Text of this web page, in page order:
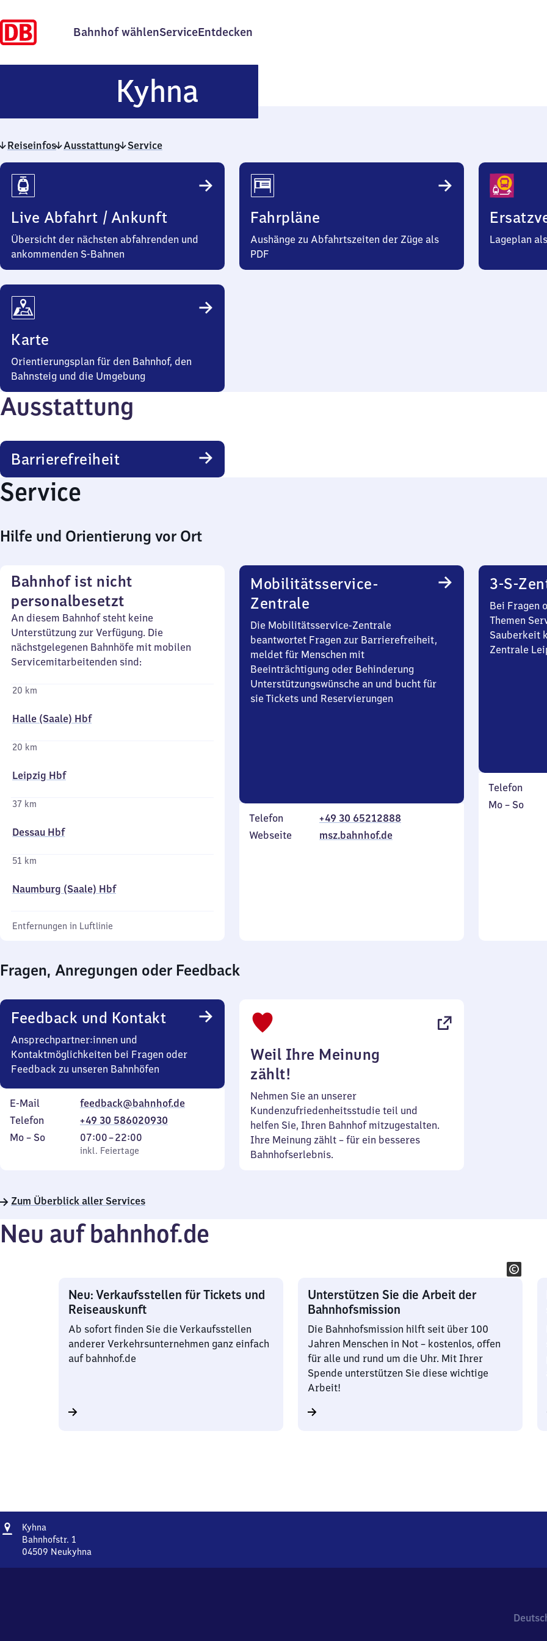
Bahnhof wählenServiceEntdecken
Kyhna
Reiseinfos Ausstattung Service
Reiseinfos
Live Abfahrt / Ankunft
Übersicht der nächsten abfahrenden und
ankommenden S-Bahnen
Fahrpläne
Aushänge zu Abfahrtszeiten der Züge als
PDF
Lageplan
Karte
Orientierungsplan für den Bahnhof, den
Bahnsteig und die Umgebung
Ausstattung
Barrierefreiheit
Service
Hilfe und Orientierung vor Ort
Bahnhof ist nicht
personalbesetzt
An diesem Bahnhof steht keine
Unterstützung zur Verfügung. Die
nächstgelegenen Bahnhöfe mit mobilen
Servicemitarbeitenden sind:
20 km
Halle (Saale) Hbf
20 km
Leipzig Hbf
37 km
Dessau Hbf
51 km
Naumburg (Saale) Hbf
Entfernungen in Luftlinie
Mobilitätsservice-
Zentrale
Die Mobilitätsservice-Zentrale
beantwortet Fragen zur Barrierefreiheit,
meldet für Menschen mit
Beeinträchtigung oder Behinderung
Unterstützungswünsche an und bucht für
sie Tickets und Reservierungen
Telefon
+49 30 65212888
Webseite
msz.bahnhof.de
3-S-
Bei Fragen
Themen
Sauberkeit
Zentrale
Telefon
Montag
Mo – So,
Fragen, Anregungen oder Feedback
Feedback und Kontakt
Ansprechpartner:innen und
Kontaktmöglichkeiten bei Fragen oder
Feedback zu unseren Bahnhöfen
E-Mail
feedback@bahnhof.de
Telefon
+49 30 586020930
Montag
Mo – So,
inkl. Feiertage
07:00–22:00
Von
7
22
inkl. Feiertage
Weil Ihre Meinung
zählt!
Nehmen Sie an unserer
Kundenzufriedenheitsstudie teil und
helfen Sie, Ihren Bahnhof mitzugestalten.
Ihre Meinung zählt – für ein besseres
Bahnhofserlebnis.
Zum Überblick aller Services
Neu auf bahnhof.de
Neu: Verkaufsstellen für Tickets und
Reiseauskunft
Ab sofort finden Sie die Verkaufsstellen
anderer Verkehrsunternehmen ganz einfach
auf bahnhof.de
Unterstützen Sie die Arbeit der
Bahnhofsmission
Die Bahnhofsmission hilft seit über 100
Jahren Menschen in Not – kostenlos, offen
für alle und rund um die Uhr. Mit Ihrer
Spende unterstützen Sie diese wichtige
Arbeit!
Adresse
Kyhna
Bahnhofstr. 1
04509 Neukyhna